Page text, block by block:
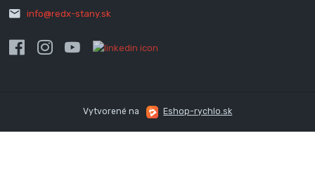
info@redx-stany.sk
Vytvorené na Eshop-rychlo.sk